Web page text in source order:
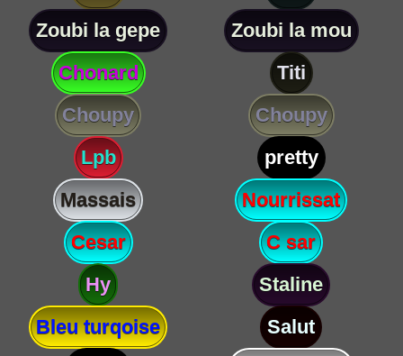
Zoubi la gepe
Zoubi la mou
Chonard
Titi
Choupy
Choupy
Lpb
pretty
Massais
Nourrissat
Cesar
C sar
Hy
Staline
Bleu turqoise
Salut